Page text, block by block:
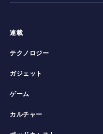
連載
テクノロジー
ガジェット
ゲーム
カルチャー